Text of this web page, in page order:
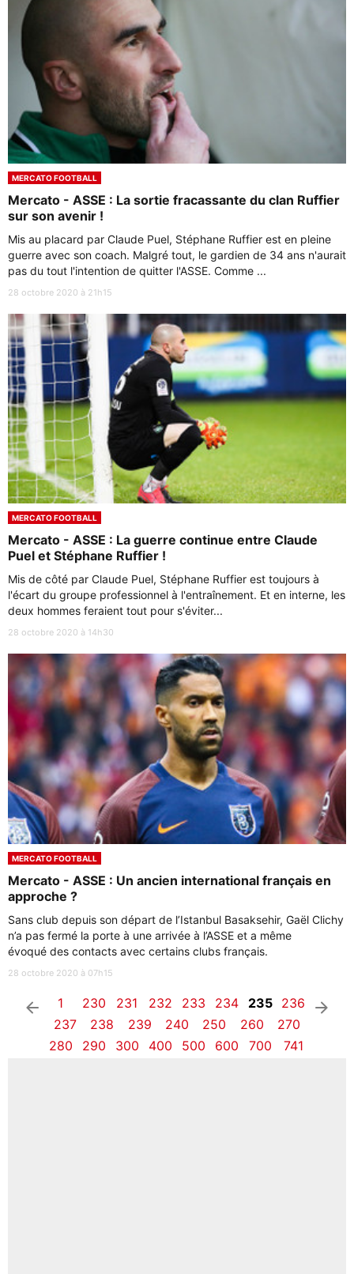
MERCATO FOOTBALL
Mercato - ASSE : La sortie fracassante du clan Ruffier
sur son avenir !
Mis au placard par Claude Puel, Stéphane Ruffier est en pleine
guerre avec son coach. Malgré tout, le gardien de 34 ans n'aurait
pas du tout l'intention de quitter l'ASSE. Comme ...
28 octobre 2020 à 21h15
MERCATO FOOTBALL
Mercato - ASSE : La guerre continue entre Claude
Puel et Stéphane Ruffier !
Mis de côté par Claude Puel, Stéphane Ruffier est toujours à
l'écart du groupe professionnel à l'entraînement. Et en interne, les
deux hommes feraient tout pour s'éviter...
28 octobre 2020 à 14h30
MERCATO FOOTBALL
Mercato - ASSE : Un ancien international français en
approche ?
Sans club depuis son départ de l’Istanbul Basaksehir, Gaël Clichy
n’a pas fermé la porte à une arrivée à l’ASSE et a même
évoqué des contacts avec certains clubs français.
28 octobre 2020 à 07h15
arrow_left 1 230 231 232 233 234 235
236
237
238 239 240 250 260
270
280
290 300 400 500 600 700 741
arrow_right